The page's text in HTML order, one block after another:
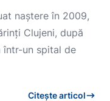
naştere în 2009,
Clujeni, după
într-un spital de
Citește articol